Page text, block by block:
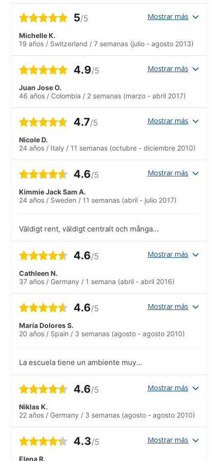
5/5 Mostrar más
Michelle K.
19 años / Switzerland / 7 semanas (julio - agosto 2013)
4.9/5 Mostrar más
Juan Jose O.
46 años / Colombia / 2 semanas (marzo - abril 2017)
4.7/5 Mostrar más
Nicole D.
24 años / Italy / 11 semanas (octubre - diciembre 2010)
4.6/5 Mostrar más
Kimmie Jack Sam A.
24 años / Sweden / 11 semanas (abril - julio 2017)
Väldigt rent, väldigt centralt och många
konversationskurs så var det färre
4.6/5 Mostrar más
Cathleen N.
37 años / Germany / 1 semana (abril - abril 2016)
4.6/5 Mostrar más
María Dolores S.
20 años / Spain / 3 semanas (agosto - agosto 2010)
La escuela tiene un ambiente muy
que, en poco tiempo, haces amigos con
de descubrir una nueva ciudad y una
nueva lengua
4.6/5 Mostrar más
Niklas K.
22 años / Germany / 3 semanas (agosto - agosto 2010)
4.3/5 Mostrar más
Elena R.